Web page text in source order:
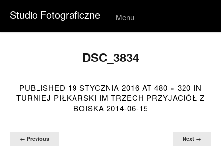
Studio Fotograficzne Menu
Skip to
DSC_3834
PUBLISHED 19 STYCZNIA 2016 AT 480 × 320 IN
TURNIEJ PIŁKARSKI IM TRZECH PRZYJACIÓŁ Z
BOISKA 2014-06-15
← Previous Next →